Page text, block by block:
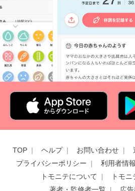
TOP ヘルプ お問い合わせ
プライバシーポリシー
利用者情
トモニテについて
トモ